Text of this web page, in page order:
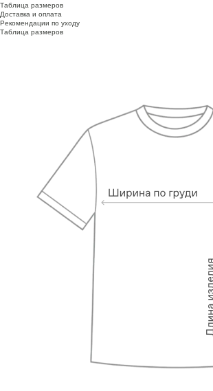
Таблица размеров
Доставка и оплата
Рекомендации по уходу
Таблица размеров